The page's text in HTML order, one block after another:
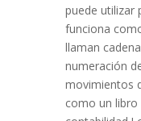
puede utilizar
funciona
llaman
numeración
movimientos
como un